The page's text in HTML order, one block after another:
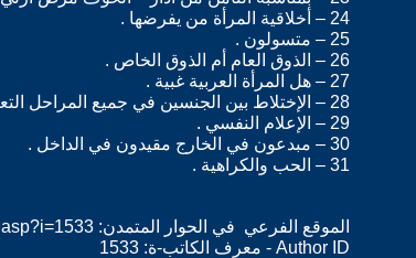
24 – أخلاقية المرأة من يفرضها .
25 – متسولون .
26 – الذوق العام أم الذوق الخاص .
27 – هل المرأة العربية غبية .
28 – الإختلاط بين الجنسين في جميع المراحل التعليمية .
29 – الإعلام النفسي .
30 – مبدعون في الخارج مقيدون في الداخل .
31 – الحب والكراهية .
الموقع الفرعي في الحوار المتمدن: https://www.ahewar.org/m.asp?i=1533
Author ID - معرف الكاتب-ة: 1533